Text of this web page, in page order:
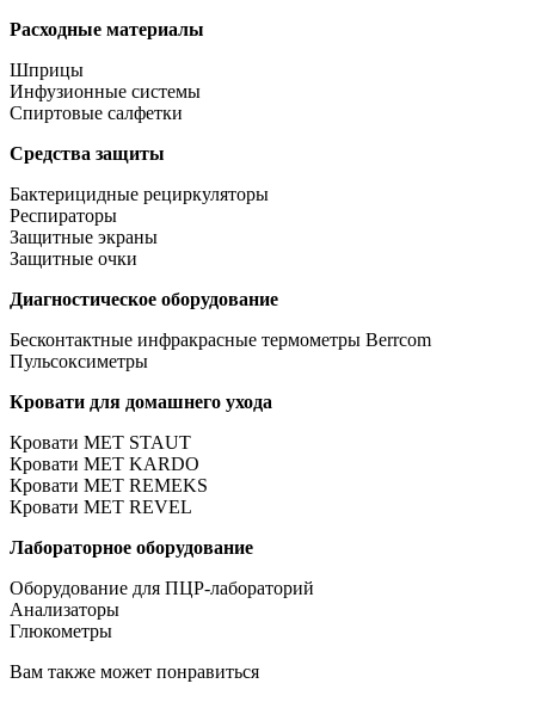
Расходные материалы
Шприцы
Инфузионные системы
Спиртовые салфетки
Средства защиты
Бактерицидные рециркуляторы
Респираторы
Защитные экраны
Защитные очки
Диагностическое оборудование
Бесконтактные инфракрасные термометры Berrcom
Пульсоксиметры
Кровати для домашнего ухода
Кровати MET STAUT
Кровати MET KARDO
Кровати MET REMEKS
Кровати MET REVEL
Лабораторное оборудование
Оборудование для ПЦР-лабораторий
Анализаторы
Глюкометры
Вам также может понравиться